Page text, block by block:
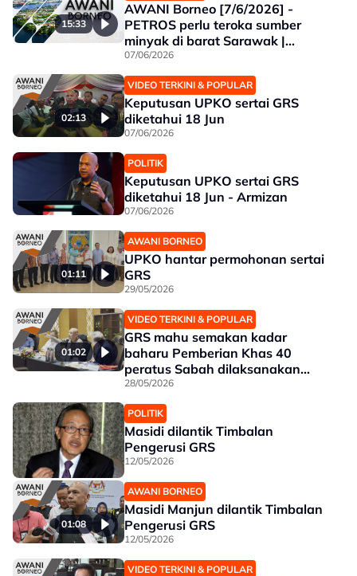
15:33
AWANI Borneo [7/6/2026] -
PETROS perlu teroka sumber
minyak di barat Sarawak |
Sarawak-Korea bangunkan
teknologi sel tenaga suria |
Keputusan UPKO sertai GRS
diketahui 18 Jun
07/06/2026
02:13
VIDEO TERKINI & POPULAR
Keputusan UPKO sertai GRS
diketahui 18 Jun
07/06/2026
POLITIK
Keputusan UPKO sertai GRS
diketahui 18 Jun - Armizan
07/06/2026
01:11
AWANI BORNEO
UPKO hantar permohonan sertai
GRS
29/05/2026
01:02
VIDEO TERKINI & POPULAR
GRS mahu semakan kadar
baharu Pemberian Khas 40
peratus Sabah dilaksanakan
tahun ini - Armizan
28/05/2026
POLITIK
Masidi dilantik Timbalan
Pengerusi GRS
12/05/2026
01:08
AWANI BORNEO
Masidi Manjun dilantik Timbalan
Pengerusi GRS
12/05/2026
VIDEO TERKINI & POPULAR